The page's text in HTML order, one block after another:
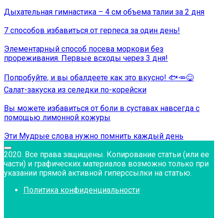
Дыхательная гимнастика – 4 см объема талии за 2 дня
7 способов избавиться от герпеса за один день!
Элементарный способ посева моркови без
прореживания. Первые всходы через 3 дня!
Попробуйте, и вы обалдеете как это вкусно! 🐟🥕😋
Салат-закуска из селедки по-корейски
Вы можете избавиться от боли в суставах навсегда с
помощью лимонной кожуры
Эти Мудрые слова нужно помнить каждый день
2020. Все права защищены. Копирование статьи (или ее
части) и графических материалов возможно только при
указании прямой активной гиперссылки на статью.
Политика конфиденциальности